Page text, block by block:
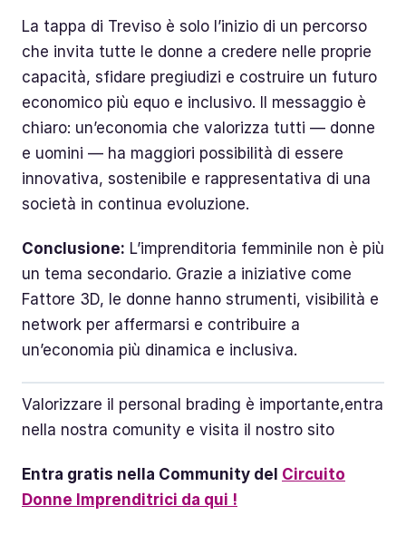
La tappa di Treviso è solo l’inizio di un percorso
che invita tutte le donne a credere nelle proprie
capacità, sfidare pregiudizi e costruire un futuro
economico più equo e inclusivo. Il messaggio è
chiaro: un’economia che valorizza tutti — donne
e uomini — ha maggiori possibilità di essere
innovativa, sostenibile e rappresentativa di una
società in continua evoluzione.
Conclusione: L’imprenditoria femminile non è più
un tema secondario. Grazie a iniziative come
Fattore 3D, le donne hanno strumenti, visibilità e
network per affermarsi e contribuire a
un’economia più dinamica e inclusiva.
Valorizzare il personal brading è importante,entra
nella nostra comunity e visita il nostro sito
Entra gratis nella Community del Circuito
Donne Imprenditrici da qui !